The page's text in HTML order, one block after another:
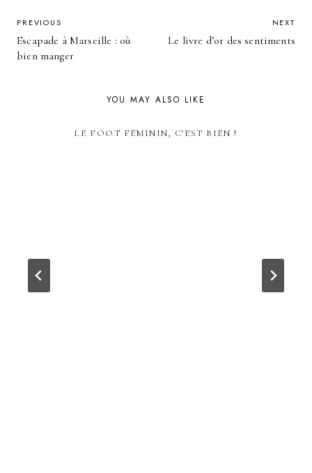
POST
NAVIGATION
PREVIOUS
Escapade à Marseille : où
bien manger
NEXT
Le livre d’or des sentiments
YOU MAY ALSO LIKE
LE FOOT FÉMININ, C’EST BIEN !